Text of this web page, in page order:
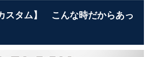
スタム】 こんな時だからあっ